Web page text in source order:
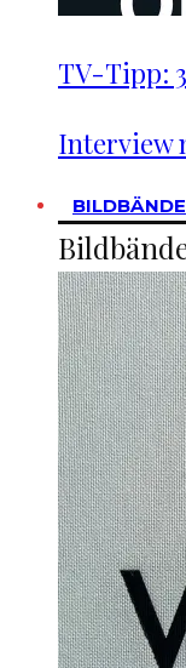
TV-Tipp:
Interview
BILDBÄNDE